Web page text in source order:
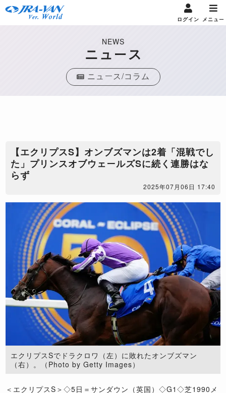
ログイン メニュー
NEWS
ニュース
ニュース/コラム
【エクリプスS】オンブズマンは2着「混戦でし
た」プリンスオブウェールズSに続く連勝はな
らず
2025年07月06日 17:40
エクリプスSでドラクロワ（左）に敗れたオンブズマン
（右）。（Photo by Getty Images）
＜エクリプスS＞◇5日＝サンダウン（英国）◇G1◇芝1990メ